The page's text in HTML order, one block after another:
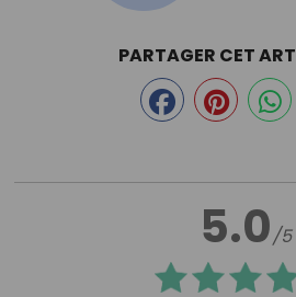
5.0/5
PARTAGER CET